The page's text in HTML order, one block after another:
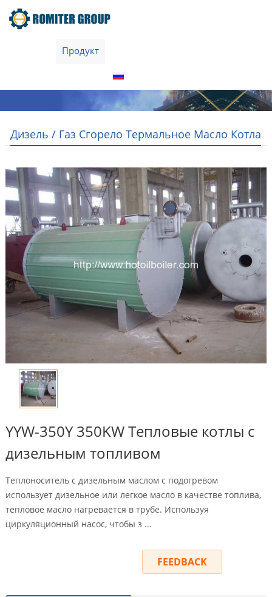
Продукт
Дизель / Газ Сгорело Термальное Масло Котла
YYW-350Y 350KW Тепловые котлы с
дизельным топливом
Теплоноситель с дизельным маслом с подогревом
использует дизельное или легкое масло в качестве топлива,
тепловое масло нагревается в трубе. Используя
циркуляционный насос, чтобы з ...
FEEDBACK